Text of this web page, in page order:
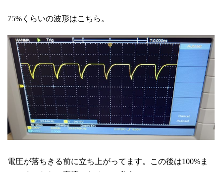
75%くらいの波形はこちら。
電圧が落ちきる前に立ち上がってます。この後は100%ま